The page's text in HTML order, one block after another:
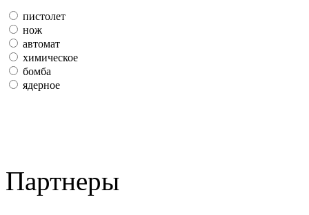
пистолет
нож
автомат
химическое
бомба
ядерное
Партнеры